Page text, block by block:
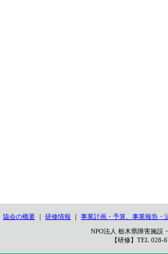
協会の概要 ｜ 研修情報 ｜ 事業計画・予算、事業報告・
NPO法人 栃木県障害施
【研修】TEL